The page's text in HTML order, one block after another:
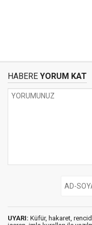
HABERE YORUM KAT
UYARI: Küfür, hakaret,